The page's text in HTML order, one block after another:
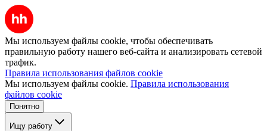
Мы используем файлы cookie, чтобы обеспечивать
правильную работу нашего веб-сайта и анализировать сетевой
трафик.
Правила использования файлов cookie
Мы используем файлы cookie. Правила использования
файлов cookie
Понятно
Ищу работу